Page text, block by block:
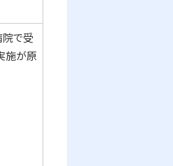
で受
施が原